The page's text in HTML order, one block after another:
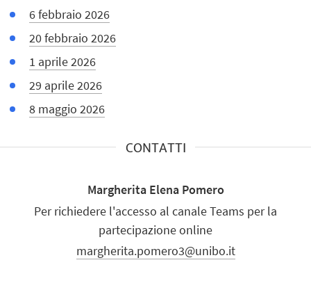
6 febbraio 2026
20 febbraio 2026
1 aprile 2026
29 aprile 2026
8 maggio 2026
CONTATTI
Margherita Elena Pomero
Per richiedere l'accesso al canale Teams per la
partecipazione online
margherita.pomero3@unibo.it